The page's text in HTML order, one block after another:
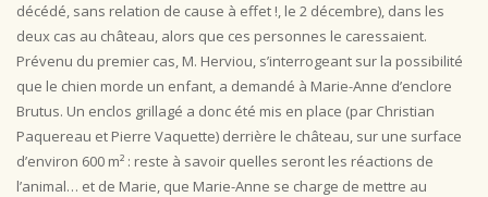
décédé, sans relation de cause à effet !, le 2 décembre), dans les
deux cas au château, alors que ces personnes le caressaient.
Prévenu du premier cas, M. Herviou, s’interrogeant sur la possibilité
que le chien morde un enfant, a demandé à Marie-Anne d’enclore
Brutus. Un enclos grillagé a donc été mis en place (par Christian
Paquereau et Pierre Vaquette) derrière le château, sur une surface
d’environ 600 m² : reste à savoir quelles seront les réactions de
l’animal… et de Marie, que Marie-Anne se charge de mettre au